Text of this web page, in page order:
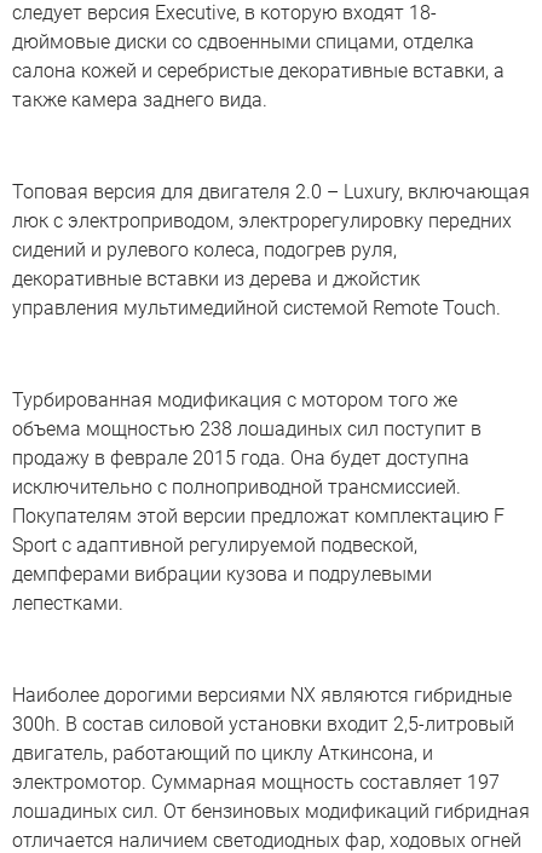
следует версия Executive, в которую входят 18-
дюймовые диски со сдвоенными спицами, отделка
салона кожей и серебристые декоративные вставки, а
также камера заднего вида.
Топовая версия для двигателя 2.0 – Luxury, включающая
люк с электроприводом, электрорегулировку передних
сидений и рулевого колеса, подогрев руля,
декоративные вставки из дерева и джойстик
управления мультимедийной системой Remote Touch.
Турбированная модификация с мотором того же
объема мощностью 238 лошадиных сил поступит в
продажу в феврале 2015 года. Она будет доступна
исключительно с полноприводной трансмиссией.
Покупателям этой версии предложат комплектацию F
Sport с адаптивной регулируемой подвеской,
демпферами вибрации кузова и подрулевыми
лепестками.
Наиболее дорогими версиями NX являются гибридные
300h. В состав силовой установки входит 2,5-литровый
двигатель, работающий по циклу Аткинсона, и
электромотор. Суммарная мощность составляет 197
лошадиных сил. От бензиновых модификаций гибридная
отличается наличием светодиодных фар, ходовых огней